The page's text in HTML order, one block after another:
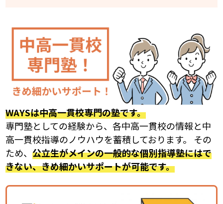
WAYSは中高一貫校専門の塾です。
専門塾としての経験から、各中高一貫校の情報と中
高一貫校指導のノウハウを蓄積しております。 その
ため、公立生がメインの一般的な個別指導塾にはで
きない、きめ細かいサポートが可能です。